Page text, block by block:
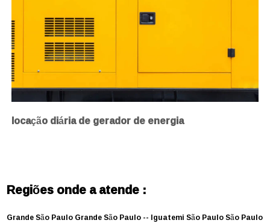
locação diária de gerador de energia
Regiões onde a atende :
Grande São PauloGrande São Paulo -- IguatemiSão PauloSão Paulo